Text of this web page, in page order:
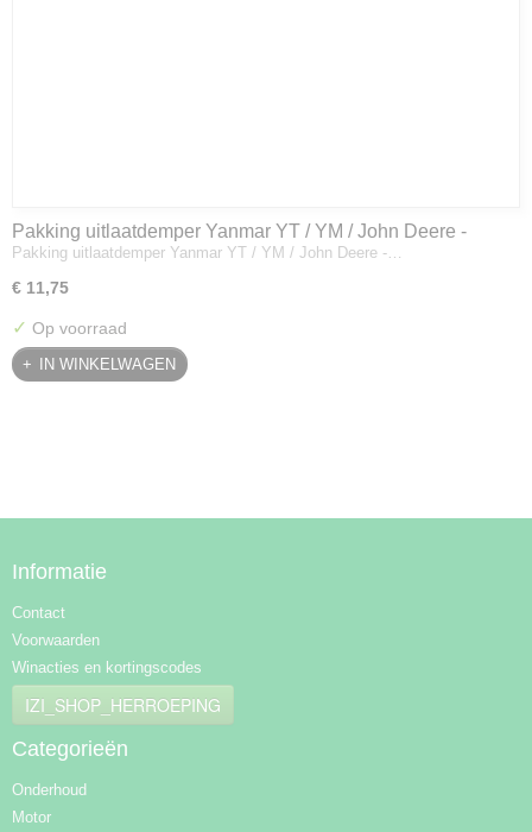
Pakking uitlaatdemper Yanmar YT / YM / John Deere -
128300-13230
Pakking uitlaatdemper Yanmar YT / YM / John Deere -…
€ 11,75
✓ Op voorraad
IN WINKELWAGEN
Informatie
Contact
Voorwaarden
Winacties en kortingscodes
IZI_SHOP_HERROEPING
Categorieën
Onderhoud
Motor